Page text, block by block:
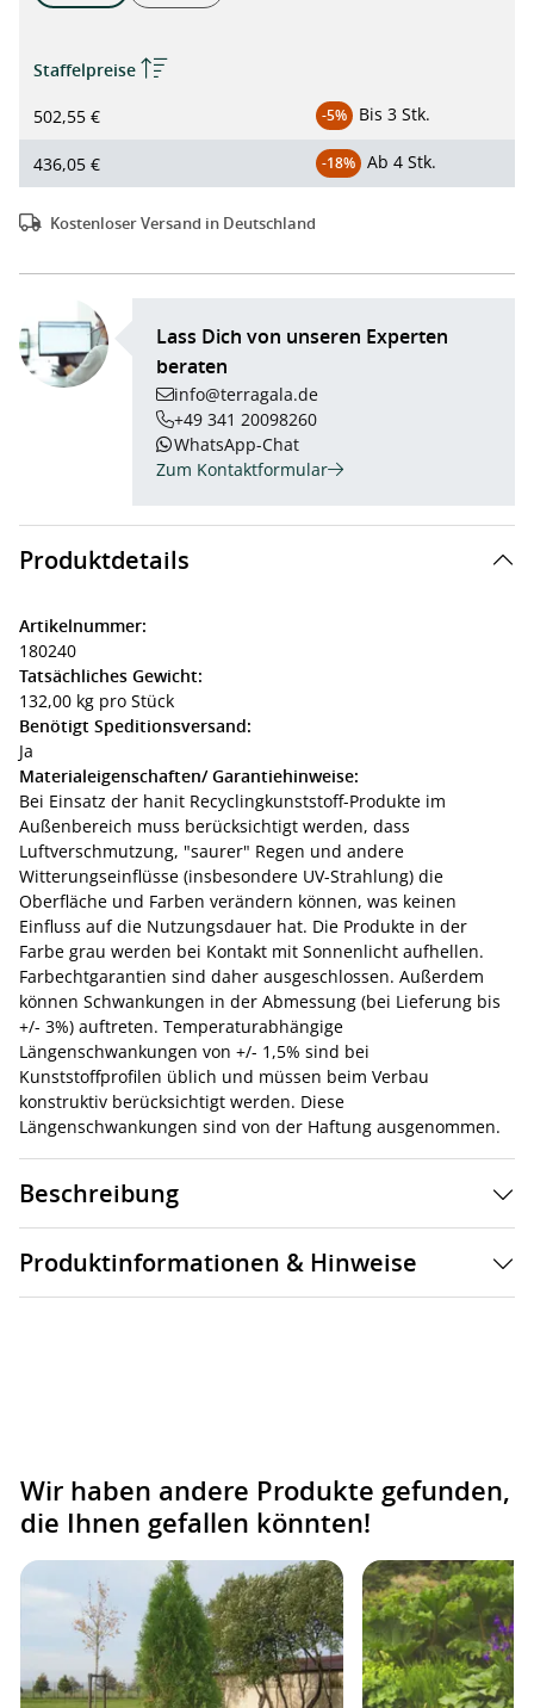
Staffelpreise
502,55 € -5% Bis 3 Stk.
436,05 € -18% Ab 4 Stk.
Kostenloser Versand in Deutschland
Lass Dich von unseren Experten
beraten
info@terragala.de
+49 341 20098260
WhatsApp-Chat
Zum Kontaktformular
Produktdetails
Artikelnummer:
180240
Tatsächliches Gewicht:
132,00 kg pro Stück
Benötigt Speditionsversand:
Ja
Materialeigenschaften/ Garantiehinweise:
Bei Einsatz der hanit Recyclingkunststoff-Produkte im
Außenbereich muss berücksichtigt werden, dass
Luftverschmutzung, "saurer" Regen und andere
Witterungseinflüsse (insbesondere UV-Strahlung) die
Oberfläche und Farben verändern können, was keinen
Einfluss auf die Nutzungsdauer hat. Die Produkte in der
Farbe grau werden bei Kontakt mit Sonnenlicht aufhellen.
Farbechtgarantien sind daher ausgeschlossen. Außerdem
können Schwankungen in der Abmessung (bei Lieferung bis
+/- 3%) auftreten. Temperaturabhängige
Längenschwankungen von +/- 1,5% sind bei
Kunststoffprofilen üblich und müssen beim Verbau
konstruktiv berücksichtigt werden. Diese
Längenschwankungen sind von der Haftung ausgenommen.
Beschreibung
Produktinformationen & Hinweise
Wir haben andere Produkte gefunden,
die Ihnen gefallen könnten!